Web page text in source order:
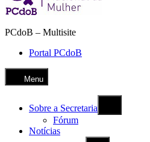
PCdoB – Multisite
Portal PCdoB
Menu
Sobre a Secretaria
Fórum
Notícias